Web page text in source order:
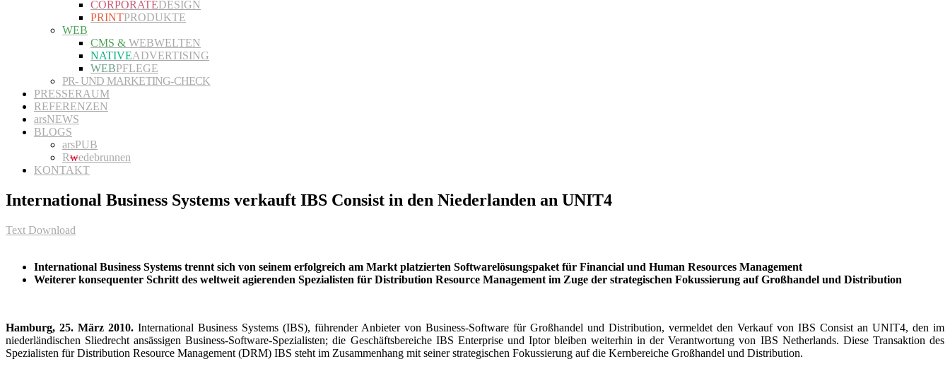
CORPORATEDESIGN
PRINTPRODUKTE
WEB
CMS & WEBWELTEN
NATIVEADVERTISING
WEBPFLEGE
PR- UND MARKETING-CHECK
PRESSERAUM
REFERENZEN
arsNEWS
BLOGS
arsPUB
Rwedebrunnen
KONTAKT
International Business Systems verkauft IBS Consist in den Niederlanden an UNIT4
Text Download
International Business Systems trennt sich von seinem erfolgreich am Markt platzierten Softwarelösungspaket für Financial und Human Resources Management
Weiterer konsequenter Schritt des weltweit agierenden Spezialisten für Distribution Resource Management im Zuge der strategischen Fokussierung auf Großhandel und Distribution
Hamburg, 25. März 2010. International Business Systems (IBS), führender Anbieter von Business-Software für Großhandel und Distribution, vermeldet den Verkauf von IBS Consist an UNIT4, den im
niederländischen Sliedrecht ansässigen Business-Software-Spezialisten; die Geschäftsbereiche IBS Enterprise und Iptor bleiben weiterhin in der Verantwortung von IBS Netherlands. Diese Transaktion des
Spezialisten für Distribution Resource Management (DRM) IBS steht im Zusammenhang mit seiner strategischen Fokussierung auf die Kernbereiche Großhandel und Distribution.